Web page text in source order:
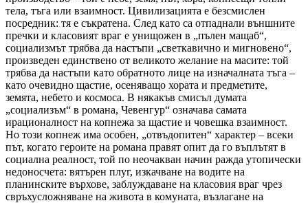
тела, тъга или взаимност. Цивилизацията е безсмислен
посредник: тя е съкратена. След като са отпаднали външните
пречки и класовият враг е унищожен в „пълен мащаб“,
социализмът трябва да настъпи „светкавично и мигновено“,
произведен единствено от великото желание на масите: той
трябва да настъпи като обратното лице на изначалната тъга –
като очевидно щастие, осеняващо хората и предметите,
земята, небето и космоса. В някакъв смисъл думата
„социализъм“ в романа, Чевенгур“ означава самата
ирационалност на копнежа за щастие и човешка взаимност.
Но този копнеж има особен, „отвъдопитен“ характер – всеки
път, когато героите на романа правят опит да го въплътят в
социална реалност, той по неочакван начин ражда утопически
недоносчета: вятърен плуг, изкачване на водите на
планинските върхове, заблуждаване на класовия враг чрез
свръхусложняване на живота в комуната, възлагане на